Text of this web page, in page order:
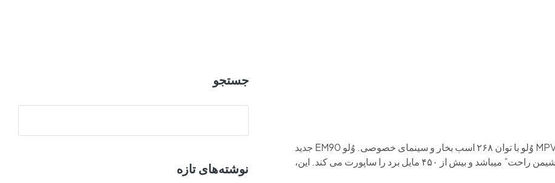
ولوو EM90 جدید MPV لوکس الکتریکی با برد ۴۵۸ مایل اولین MPV وُلو با توان ۲۶۸ اسب بخار و سینمای خصوصی. وُلو EM90 جدید
یک MPV الکتریکی لوکس است که هدف ازارائه آن “تجربه اتاق نشیمن راحت” میباشد و بیش از ۴۵۰ مایل برد را ساپورت می کند. این،
جستجو
نوشته‌های تازه